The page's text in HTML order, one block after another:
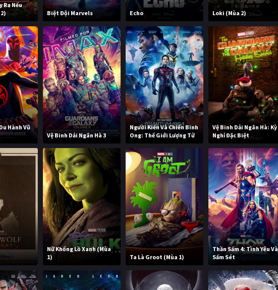
Ra Nếu
Biệt Đội Marvels Echo Loki (Mùa 2)
Hành Vũ
Vệ Binh Dải Ngân Hà 3
Người Kiến Và Chiến Binh
Ong: Thế Giới Lượng Tử
Vệ Binh Dải Ngân Hà: Kỳ
Nghỉ Đặc Biệt
Nữ Khổng Lồ Xanh (Mùa
1)
Ta Là Groot (Mùa 1)
Thần Sấm 4: Tình Yêu Và
Sấm Sét